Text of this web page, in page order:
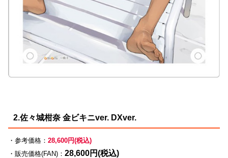
2.佐々城柑奈 金ビキニver. DXver.
・参考価格： 28,600円(税込)
・販売価格(FAN)： 28,600円(税込)